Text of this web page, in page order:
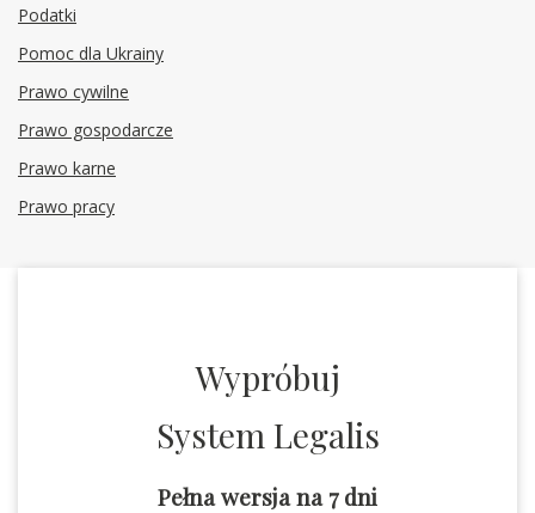
Podatki
Pomoc dla Ukrainy
Prawo cywilne
Prawo gospodarcze
Prawo karne
Prawo pracy
Wypróbuj
System Legalis
Pełna wersja na 7 dni